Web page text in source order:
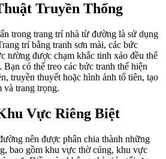
Truyền Thống
trong trang trí nhà từ đường là sử dụng
trí bằng tranh sơn mài, các bức
tường được chạm khắc tinh xảo đều thể
có thể treo các bức tranh thể hiện
truyền thuyết hoặc hình ảnh tổ tiên, tạo
và trang trọng.
Vực Riêng Biệt
nên được phân chia thành những
bao gồm khu vực thờ cúng, khu vực